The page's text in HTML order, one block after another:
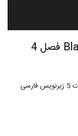
دانلود سریال آینه سیاه Black Mirror فصل 4